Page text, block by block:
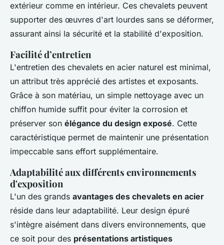
extérieur comme en intérieur. Ces chevalets peuvent
supporter des œuvres d'art lourdes sans se déformer,
assurant ainsi la sécurité et la stabilité d'exposition.
Facilité d’entretien
L'entretien des chevalets en acier naturel est minimal,
un attribut très apprécié des artistes et exposants.
Grâce à son matériau, un simple nettoyage avec un
chiffon humide suffit pour éviter la corrosion et
préserver son élégance du design exposé. Cette
caractéristique permet de maintenir une présentation
impeccable sans effort supplémentaire.
Adaptabilité aux différents environnements
d'exposition
L'un des grands avantages des chevalets en acier
réside dans leur adaptabilité. Leur design épuré
s'intègre aisément dans divers environnements, que
ce soit pour des présentations artistiques